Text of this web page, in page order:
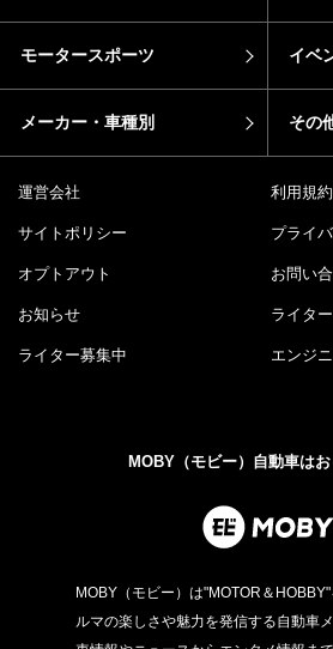
モータースポーツ イベ
メーカー・車種別 その
運営会社 利用規約
サイトポリシー プライ
オプトアウト お問い
お知らせ ライタ
ライター募集中 エンジ
MOBY（モビー）自動車はお
MOBY（モビー）は"MOTOR＆
ルマの楽しさや魅力を発信する自動車